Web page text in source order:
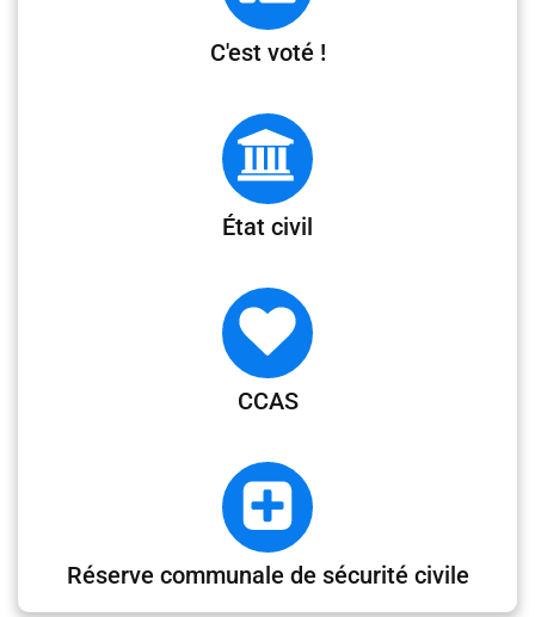
C'est voté !
État civil
CCAS
Réserve communale de sécurité civile